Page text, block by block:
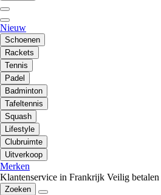
Nieuw
Schoenen
Rackets
Tennis
Padel
Badminton
Tafeltennis
Squash
Lifestyle
Clubruimte
Uitverkoop
Merken
Klantenservice in Frankrijk Veilig betalen
Zoeken